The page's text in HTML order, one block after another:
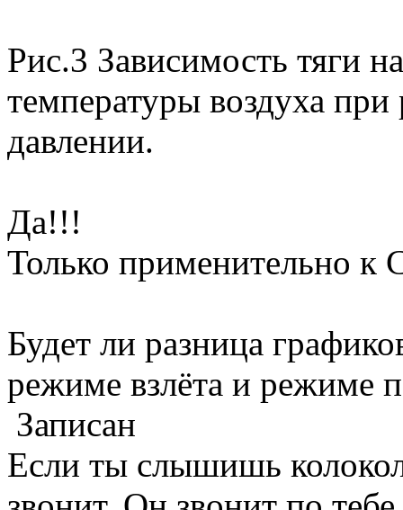
Рис.3 Зависимость тяги
температуры воздуха
давлении.
Да!!!
Только применительно к
Будет ли разница
режиме взлёта и режиме
Записан
Если ты слышишь